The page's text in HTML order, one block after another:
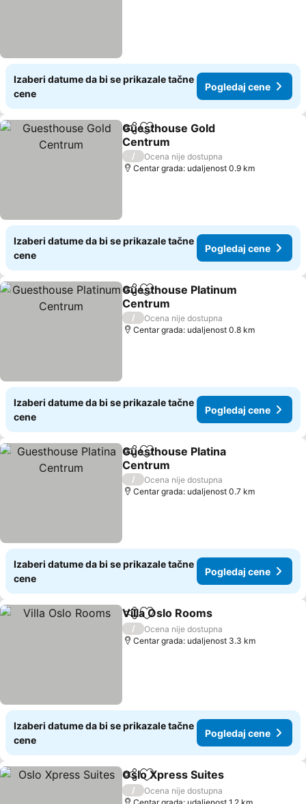
Izaberi datume da bi se prikazale tačne
cene
Pogledaj cene
Deli Dodati u favorite
Guesthouse Gold
Centrum
Pogledaj cene
/
Ocena nije dostupna
Centar grada: udaljenost 0.9 km
Izaberi datume da bi se prikazale tačne
cene
Pogledaj cene
Deli Dodati u favorite
Guesthouse Platinum
Centrum
Pogledaj cene
/
Ocena nije dostupna
Centar grada: udaljenost 0.8 km
Izaberi datume da bi se prikazale tačne
cene
Pogledaj cene
Deli Dodati u favorite
Guesthouse Platina
Centrum
Pogledaj cene
/
Ocena nije dostupna
Centar grada: udaljenost 0.7 km
Izaberi datume da bi se prikazale tačne
cene
Pogledaj cene
Deli Dodati u favorite
Villa Oslo Rooms
/
Ocena nije dostupna
Centar grada: udaljenost 3.3 km
Izaberi datume da bi se prikazale tačne
cene
Pogledaj cene
Deli Dodati u favorite
Oslo Xpress Suites
/
Ocena nije dostupna